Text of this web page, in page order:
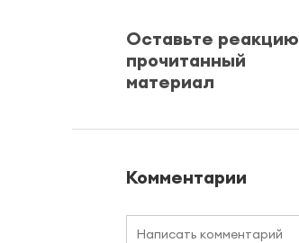
Оставьте
прочитанный
материал
Комментарии